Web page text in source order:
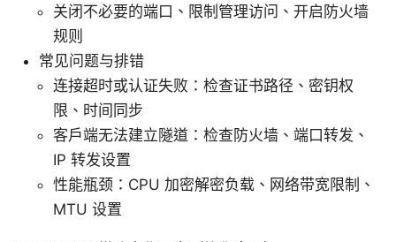
关闭不必要的端口、限制管理访问、开启防火墙
规则
常见问题与排错
连接超时或认证失败：检查证书路径、密钥权
限、时间同步
客户端无法建立隧道：检查防火墙、端口转发、
IP 转发设置
性能瓶颈：CPU 加密解密负载、网络带宽限制、
MTU 设置